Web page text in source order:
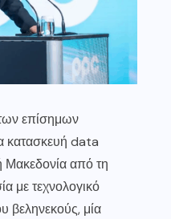
επίσημων
κατασκευή data
από τη
με τεχνολογικό
βεληνεκούς, μία